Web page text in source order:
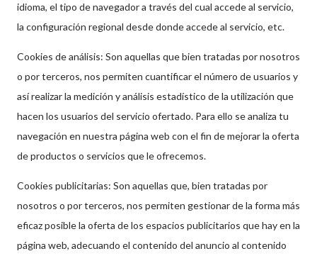
idioma, el tipo de navegador a través del cual accede al servicio,
la configuración regional desde donde accede al servicio, etc.
Cookies de análisis: Son aquellas que bien tratadas por nosotros
o por terceros, nos permiten cuantificar el número de usuarios y
así realizar la medición y análisis estadístico de la utilización que
hacen los usuarios del servicio ofertado. Para ello se analiza tu
navegación en nuestra página web con el fin de mejorar la oferta
de productos o servicios que le ofrecemos.
Cookies publicitarias: Son aquellas que, bien tratadas por
nosotros o por terceros, nos permiten gestionar de la forma más
eficaz posible la oferta de los espacios publicitarios que hay en la
página web, adecuando el contenido del anuncio al contenido